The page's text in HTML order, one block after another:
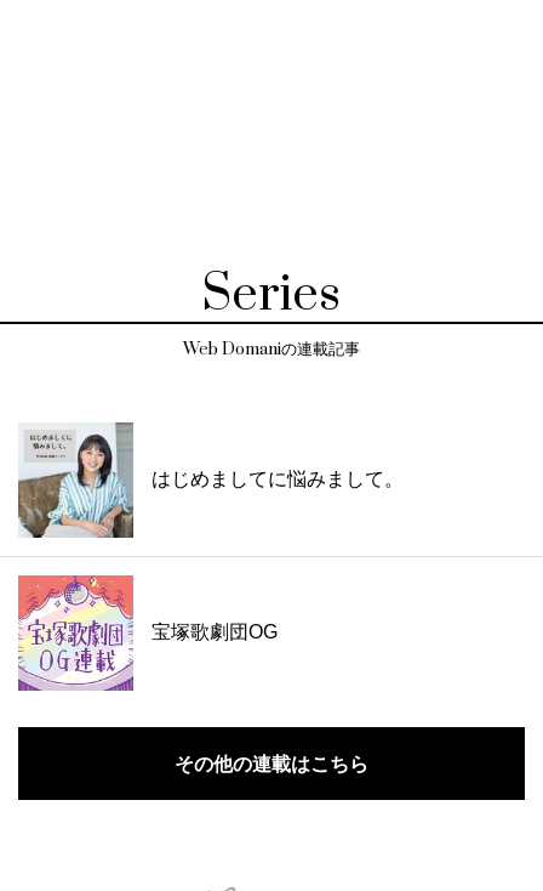
Series
Web Domaniの連載記事
はじめましてに悩みまして。
宝塚歌劇団OG
その他の連載はこちら